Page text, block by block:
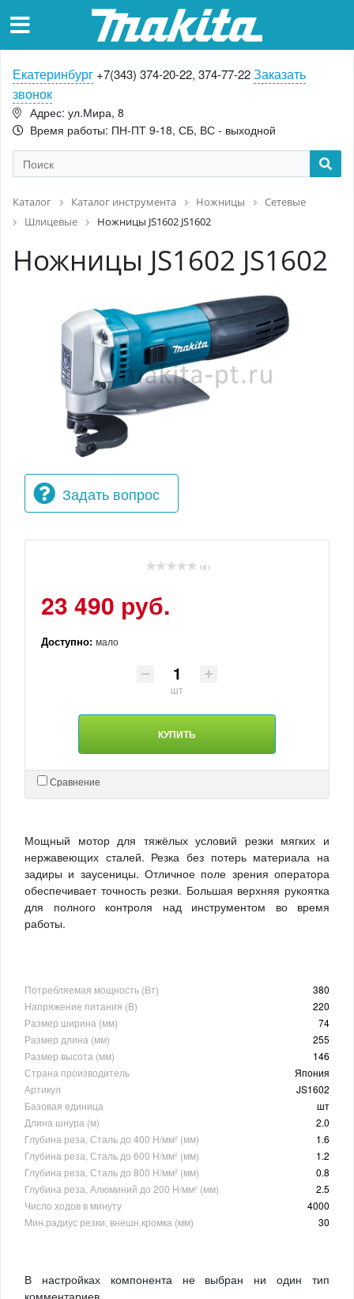
Екатеринбург +7(343) 374-20-22, 374-77-22Заказать
звонок
Адрес: ул.Мира, 8
Время работы: ПН-ПТ 9-18, СБ, ВС - выходной
Каталог Каталог инструмента Ножницы
Сетевые
Шлицевые
Ножницы JS1602 JS1602
Ножницы JS1602 JS1602
Задать вопрос
( 0 )
23 490 руб.
Доступно: мало
шт
КУПИТЬ
Сравнение
Мощный мотор для тяжёлых условий резки мягких и
нержавеющих сталей. Резка без потерь материала на
задиры и заусеницы. Отличное поле зрения оператора
обеспечивает точность резки. Большая верхняя рукоятка
для полного контроля над инструментом во время
работы.
Потребляемая мощность (Вт)
380
Напряжение питания (В)
220
Размер ширина (мм)
74
Размер длина (мм)
255
Размер высота (мм)
146
Страна производитель
Япония
Артикул
JS1602
Базовая единица
шт
Длина шнура (м)
2.0
Глубина реза, Сталь до 400 Н/мм² (мм)
1.6
Глубина реза, Сталь до 600 Н/мм² (мм)
1.2
Глубина реза, Сталь до 800 Н/мм² (мм)
0.8
Глубина реза, Алюминий до 200 Н/мм² (мм)
2.5
Число ходов в минуту
4000
Мин.радиус резки, внешн.кромка (мм)
30
В настройках компонента не выбран ни один тип
комментариев